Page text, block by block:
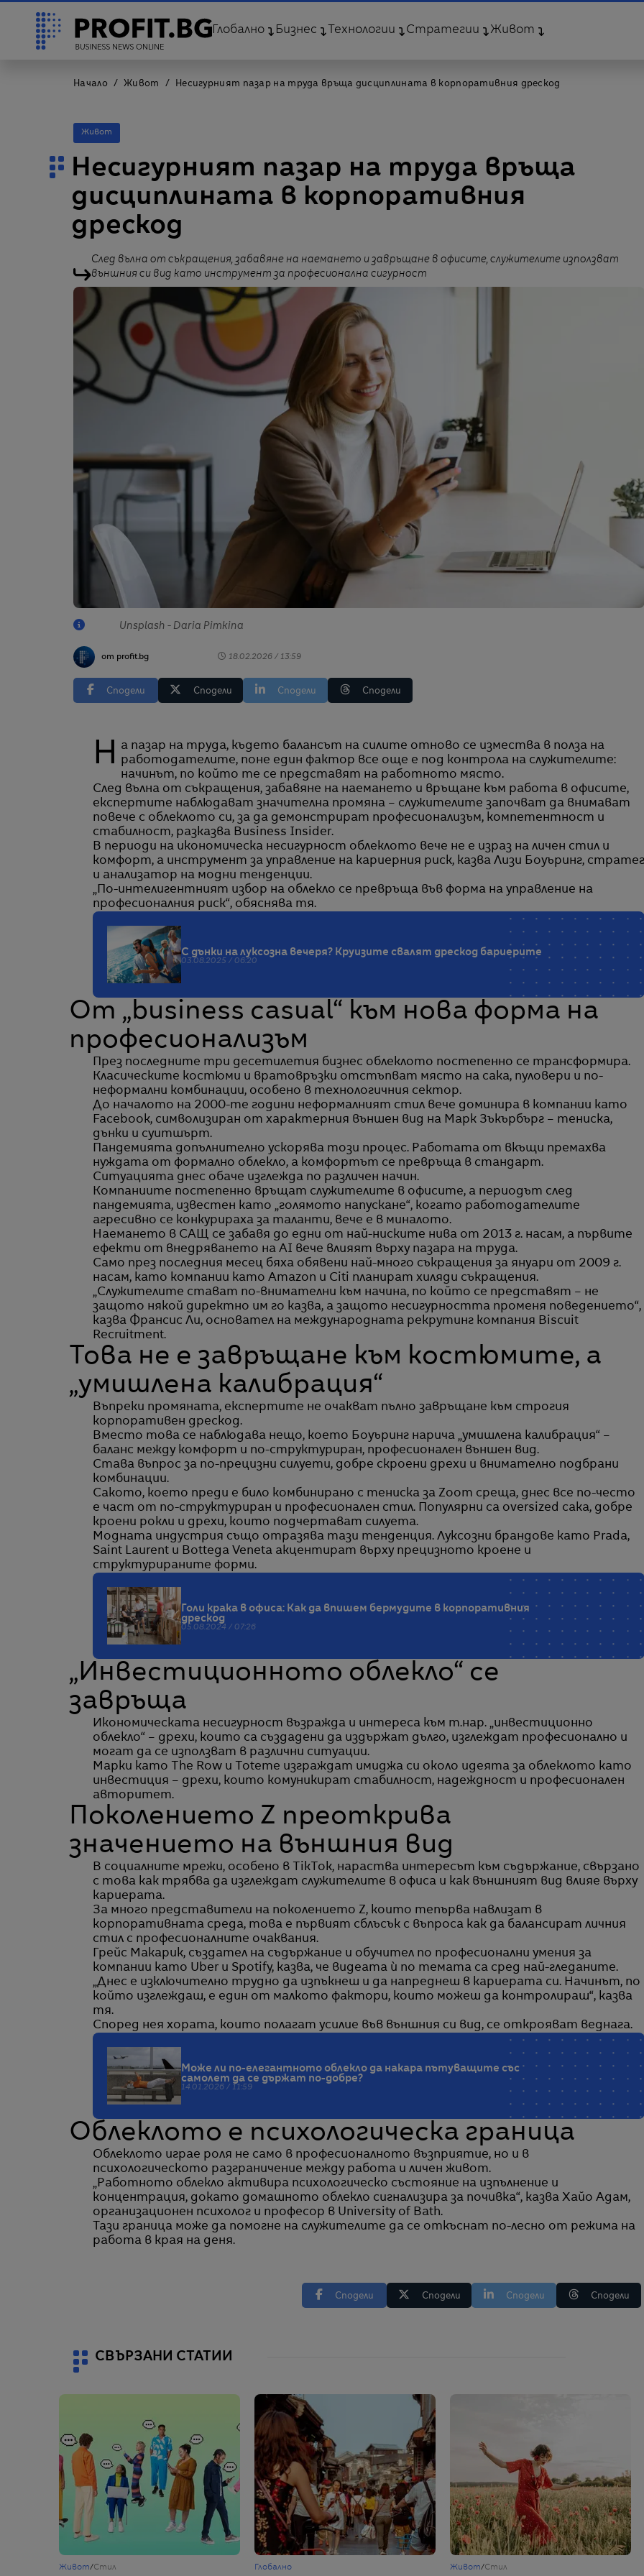
Глобално Бизнес Технологии Стратегии Живот
Начало Живот Несигурният пазар на труда връща дисциплината в корпоративния дрескод
Живот
Несигурният пазар на труда връща
дисциплината в корпоративния
дрескод
След вълна от съкращения, забавяне на наемането и завръщане в офисите, служителите използват
външния си вид като инструмент за професионална сигурност
Unsplash - Daria Pimkina
от profit.bg 18.02.2026 / 13:59
Сподели Сподели Сподели Сподели
На пазар на труда, където балансът на силите отново се измества в полза на
работодателите, поне един фактор все още е под контрола на служителите:
начинът, по който те се представят на работното място.
След вълна от съкращения, забавяне на наемането и връщане към работа в офисите,
експертите наблюдават значителна промяна – служителите започват да внимават
повече с облеклото си, за да демонстрират професионализъм, компетентност и
стабилност, разказва Business Insider.
В периоди на икономическа несигурност облеклото вече не е израз на личен стил и
комфорт, а инструмент за управление на кариерния риск, казва Лизи Боуъринг, стратег
и анализатор на модни тенденции.
„По-интелигентният избор на облекло се превръща във форма на управление на
професионалния риск“, обяснява тя.
С дънки на луксозна вечеря? Круизите свалят дрескод бариерите
03.08.2025 / 06:20
От „business casual“ към нова форма на
професионализъм
През последните три десетилетия бизнес облеклото постепенно се трансформира.
Класическите костюми и вратовръзки отстъпват място на сака, пуловери и по-
неформални комбинации, особено в технологичния сектор.
До началото на 2000-те години неформалният стил вече доминира в компании като
Facebook, символизиран от характерния външен вид на Марк Зъкърбърг – тениска,
дънки и суитшърт.
Пандемията допълнително ускорява този процес. Работата от вкъщи премахва
нуждата от формално облекло, а комфортът се превръща в стандарт.
Ситуацията днес обаче изглежда по различен начин.
Компаниите постепенно връщат служителите в офисите, а периодът след
пандемията, известен като „голямото напускане“, когато работодателите
агресивно се конкурираха за таланти, вече е в миналото.
Наемането в САЩ се забавя до едни от най-ниските нива от 2013 г. насам, а първите
ефекти от внедряването на AI вече влияят върху пазара на труда.
Само през последния месец бяха обявени най-много съкращения за януари от 2009 г.
насам, като компании като Amazon и Citi планират хиляди съкращения.
„Служителите стават по-внимателни към начина, по който се представят – не
защото някой директно им го казва, а защото несигурността променя поведението“,
казва Франсис Ли, основател на международната рекрутинг компания Biscuit
Recruitment.
Това не е завръщане към костюмите, а
„умишлена калибрация“
Въпреки промяната, експертите не очакват пълно завръщане към строгия
корпоративен дрескод.
Вместо това се наблюдава нещо, което Боуъринг нарича „умишлена калибрация“ –
баланс между комфорт и по-структуриран, професионален външен вид.
Става въпрос за по-прецизни силуети, добре скроени дрехи и внимателно подбрани
комбинации.
Сакото, което преди е било комбинирано с тениска за Zoom среща, днес все по-често
е част от по-структуриран и професионален стил. Популярни са oversized сака, добре
кроени рокли и дрехи, които подчертават силуета.
Модната индустрия също отразява тази тенденция. Луксозни брандове като Prada,
Saint Laurent и Bottega Veneta акцентират върху прецизното кроене и
структурираните форми.
Голи крака в офиса: Как да впишем бермудите в корпоративния
дрескод
05.08.2024 / 07:26
„Инвестиционното облекло“ се
завръща
Икономическата несигурност възражда и интереса към т.нар. „инвестиционно
облекло“ – дрехи, които са създадени да издържат дълго, изглеждат професионално и
могат да се използват в различни ситуации.
Марки като The Row и Toteme изграждат имиджа си около идеята за облеклото като
инвестиция – дрехи, които комуникират стабилност, надеждност и професионален
авторитет.
Поколението Z преоткрива
значението на външния вид
В социалните мрежи, особено в TikTok, нараства интересът към съдържание, свързано
с това как трябва да изглеждат служителите в офиса и как външният вид влияе върху
кариерата.
За много представители на поколението Z, които тепърва навлизат в
корпоративната среда, това е първият сблъсък с въпроса как да балансират личния
стил с професионалните очаквания.
Грейс Макарик, създател на съдържание и обучител по професионални умения за
компании като Uber и Spotify, казва, че видеата ѝ по темата са сред най-гледаните.
„Днес е изключително трудно да изпъкнеш и да напреднеш в кариерата си. Начинът, по
който изглеждаш, е един от малкото фактори, които можеш да контролираш“, казва
тя.
Според нея хората, които полагат усилие във външния си вид, се открояват веднага.
Може ли по-елегантното облекло да накара пътуващите със
самолет да се държат по-добре?
14.01.2026 / 11:59
Облеклото е психологическа граница
Облеклото играе роля не само в професионалното възприятие, но и в
психологическото разграничение между работа и личен живот.
„Работното облекло активира психологическо състояние на изпълнение и
концентрация, докато домашното облекло сигнализира за почивка“, казва Хайо Адам,
организационен психолог и професор в University of Bath.
Тази граница може да помогне на служителите да се откъснат по-лесно от режима на
работа в края на деня.
Сподели Сподели Сподели Сподели
СВЪРЗАНИ СТАТИИ
Живот/Стил Глобално Живот/Стил